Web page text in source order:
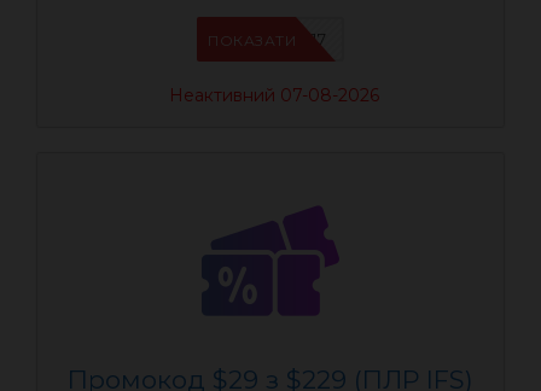
IFSCDUA17
ПОКАЗАТИ
Неактивний 07-08-2026
Промокод $29 з $229 (ПЛР IFS)